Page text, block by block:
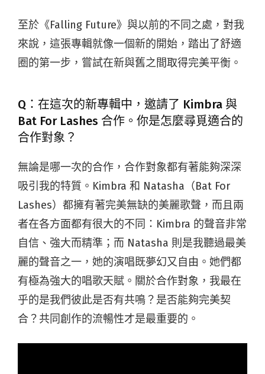
至於《Falling Future》與以前的不同之處，對我
來說，這張專輯就像一個新的開始，踏出了舒適
圈的第一步，嘗試在新與舊之間取得完美平衡。
Q：在這次的新專輯中，邀請了 Kimbra 與
Bat For Lashes 合作。你是怎麼尋覓適合的
合作對象？
無論是哪一次的合作，合作對象都有著能夠深深
吸引我的特質。Kimbra 和 Natasha（Bat For
Lashes）都擁有著完美無缺的美麗歌聲，而且兩
者在各方面都有很大的不同：Kimbra 的聲音非常
自信、強大而精準；而 Natasha 則是我聽過最美
麗的聲音之一，她的演唱既夢幻又自由。她們都
有極為強大的唱歌天賦。關於合作對象，我最在
乎的是我們彼此是否有共鳴？是否能夠完美契
合？共同創作的流暢性才是最重要的。